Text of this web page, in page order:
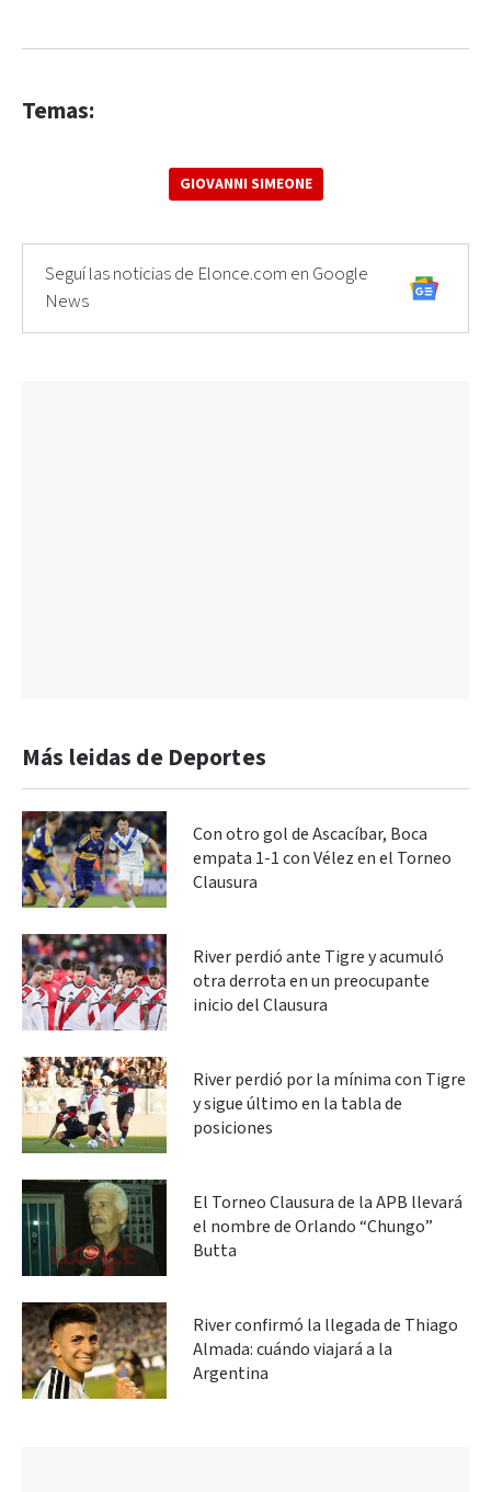
Temas:
GIOVANNI SIMEONE
Seguí las noticias de Elonce.com en Google
News
Más leidas de Deportes
Con otro gol de Ascacíbar, Boca
empata 1-1 con Vélez en el Torneo
Clausura
River perdió ante Tigre y acumuló
otra derrota en un preocupante
inicio del Clausura
River perdió por la mínima con Tigre
y sigue último en la tabla de
posiciones
El Torneo Clausura de la APB llevará
el nombre de Orlando “Chungo”
Butta
River confirmó la llegada de Thiago
Almada: cuándo viajará a la
Argentina